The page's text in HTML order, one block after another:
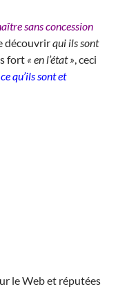
sans concession
découvrirqui ils sont
fort « en l’état » , ceci
qu’ils sont et
le Web et réputées